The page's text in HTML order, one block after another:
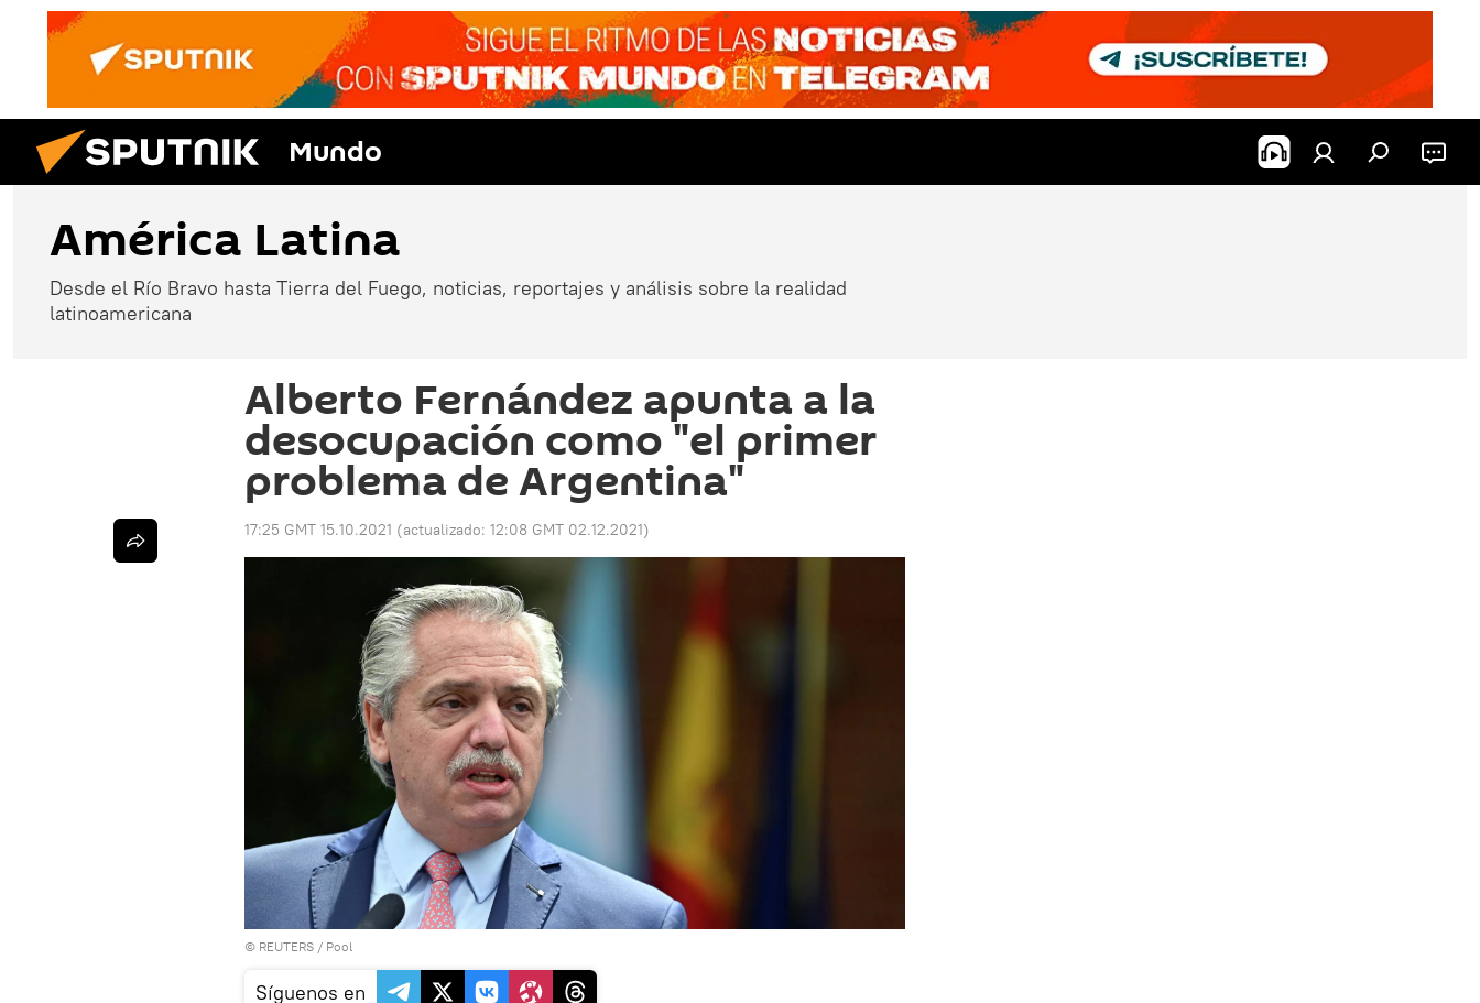
Mundo
América Latina
Desde el Río Bravo hasta Tierra del Fuego, noticias, reportajes y análisis sobre la realidad
latinoamericana
Alberto Fernández apunta a la
desocupación como "el primer
problema de Argentina"
17:25 GMT 15.10.2021 (actualizado: 12:08 GMT 02.12.2021)
© REUTERS / Pool
Síguenos en